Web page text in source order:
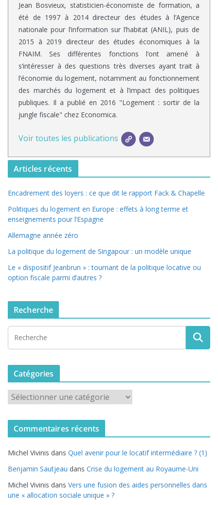
Jean Bosvieux, statisticien-économiste de formation, a
été de 1997 à 2014 directeur des études à l’Agence
nationale pour l’information sur l’habitat (ANIL), puis de
2015 à 2019 directeur des études économiques à la
FNAIM. Ses différentes fonctions l’ont amené à
s’intéresser à des questions très diverses ayant trait à
l’économie du logement, notamment au fonctionnement
des marchés du logement et à l’impact des politiques
publiques. Il a publié en 2016 "Logement : sortir de la
jungle fiscale" chez Economica.
Voir toutes les publications
Articles récents
Encadrement des loyers : ce que dit le rapport Fack & Chapelle
Politiques du logement en Europe : effets à long terme et
enseignements pour l’Espagne
Allemagne année zéro
La politique du logement de Singapour : un modèle unique
Le « dispositif Jeanbrun » : tournant de la politique locative ou
option fiscale parmi d’autres ?
Recherche
Catégories
t
o
r
i
e
Commentaires récents
Michel Vivinis dans Quel avenir pour le locatif intermédiaire ? (1)
Benjamin Sautjeau dans Crise du logement au Royaume-Uni
Michel Vivinis dans Vers une fusion des aides personnelles dans
une « allocation sociale unique » ?